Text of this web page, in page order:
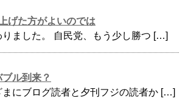
げた方がよいのでは
ました。 自民党、もう少し勝つ […]
ル到来？
まにブログ読者と夕刊フジの読者か […]